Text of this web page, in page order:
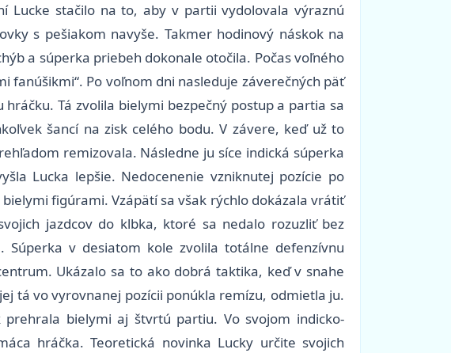
Lucke stačilo na to, aby v partii vydolovala výraznú
s pešiakom navyše. Takmer hodinový náskok na
a súperka priebeh dokonale otočila. Počas voľného
fanúšikmi“. Po voľnom dni nasleduje záverečných päť
Tá zvolila bielymi bezpečný postup a partia sa
šancí na zisk celého bodu. V závere, keď už to
remizovala. Následne ju síce indická súperka
Lucka lepšie. Nedocenenie vzniknutej pozície po
figúrami. Vzápätí sa však rýchlo dokázala vrátiť
jazdcov do klbka, ktoré sa nedalo rozuzliť bez
v desiatom kole zvolila totálne defenzívnu
Ukázalo sa to ako dobrá taktika, keď v snahe
tá vo vyrovnanej pozícii ponúkla remízu, odmietla ju.
bielymi aj štvrtú partiu. Vo svojom indicko-
hráčka. Teoretická novinka Lucky určite svojich